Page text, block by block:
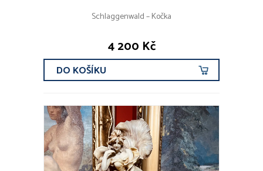
Schlaggenwald – Kočka
4 200 Kč
DO KOŠÍKU